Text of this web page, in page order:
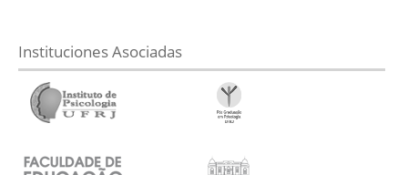
Instituciones Asociadas